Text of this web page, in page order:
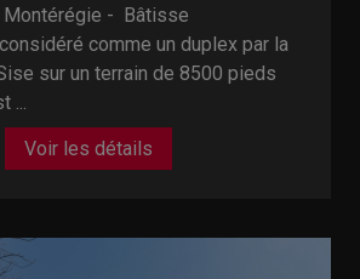
- Bâtisse
comme un duplex par la
sur un terrain de 8500 pieds
Voir les détails